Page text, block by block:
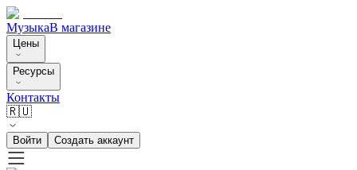
МузыкаВ магазине
Цены
Ресурсы
Контакты
🇷🇺
Войти Создать аккаунт